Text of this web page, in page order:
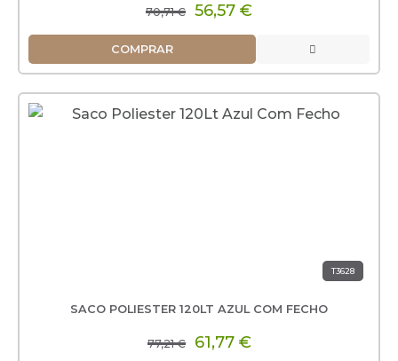
70,71 € 56,57 €
COMPRAR
T3628
SACO POLIESTER 120LT AZUL COM FECHO
77,21 € 61,77 €